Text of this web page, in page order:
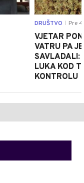
DRUŠTVO Pre
VJETAR
VATRU PA
SAVLADALI:
LUKA KOD
KONTROLU